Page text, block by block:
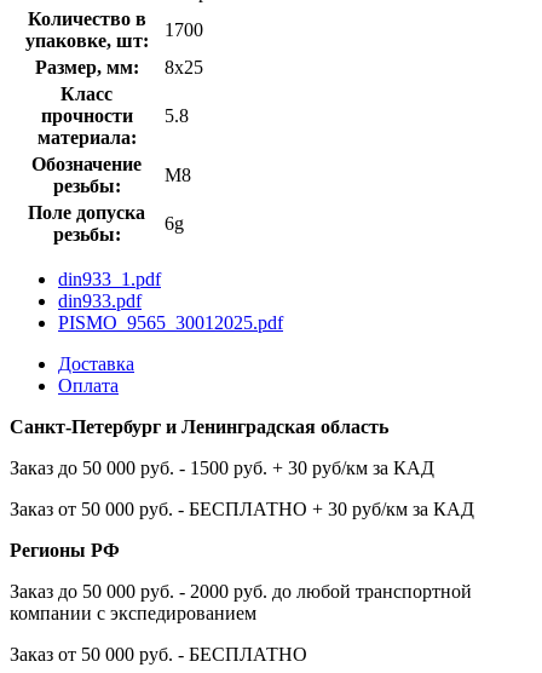
Количество в
упаковке, шт:
1700
Размер, мм:
8x25
Класс
прочности
материала:
5.8
Обозначение
резьбы:
М8
Поле допуска
резьбы:
6g
din933_1.pdf
din933.pdf
PISMO_9565_30012025.pdf
Доставка
Оплата
Санкт-Петербург и Ленинградская область
Заказ до 50 000 руб. - 1500 руб. + 30 руб/км за КАД
Заказ от 50 000 руб. - БЕСПЛАТНО + 30 руб/км за КАД
Регионы РФ
Заказ до 50 000 руб. - 2000 руб. до любой транспортной
компании с экспедированием
Заказ от 50 000 руб. - БЕСПЛАТНО